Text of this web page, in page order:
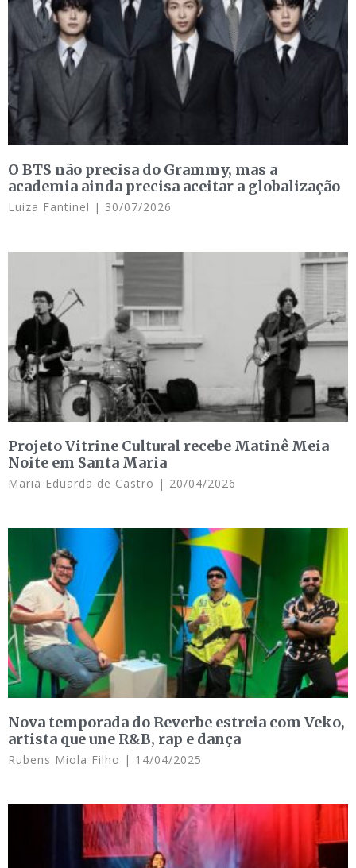
O BTS não precisa do Grammy, mas a
academia ainda precisa aceitar a globalização
Luiza Fantinel 30/07/2026
Projeto Vitrine Cultural recebe Matinê Meia
Noite em Santa Maria
Maria Eduarda de Castro 20/04/2026
Nova temporada do Reverbe estreia com Veko,
artista que une R&B, rap e dança
Rubens Miola Filho 14/04/2025